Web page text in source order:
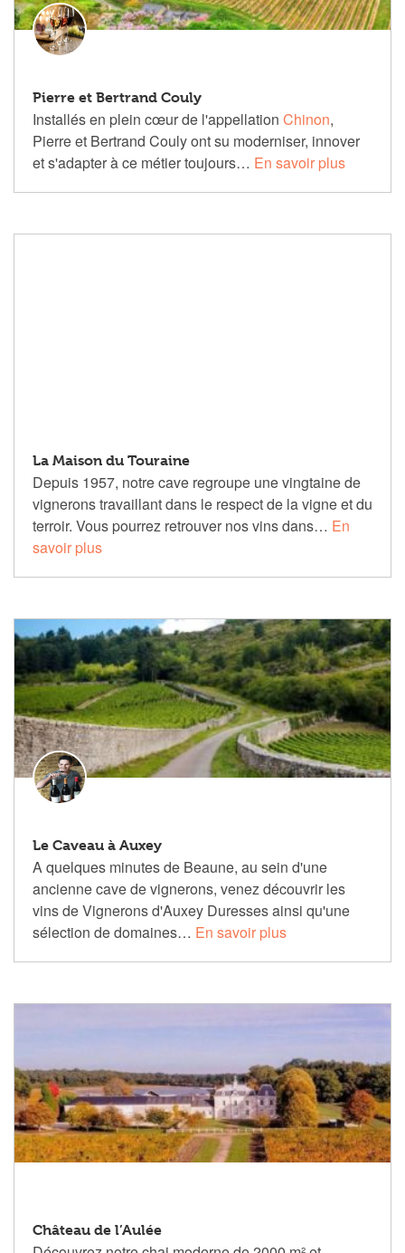
Pierre et Bertrand Couly
Installés en plein cœur de l'appellation Chinon,
Pierre et Bertrand Couly ont su moderniser, innover
et s'adapter à ce métier toujours… En savoir plus
La Maison du Touraine
Depuis 1957, notre cave regroupe une vingtaine de
vignerons travaillant dans le respect de la vigne et du
terroir. Vous pourrez retrouver nos vins dans… En
savoir plus
Le Caveau à Auxey
A quelques minutes de Beaune, au sein d'une
ancienne cave de vignerons, venez découvrir les
vins de Vignerons d'Auxey Duresses ainsi qu'une
sélection de domaines… En savoir plus
Château de l’Aulée